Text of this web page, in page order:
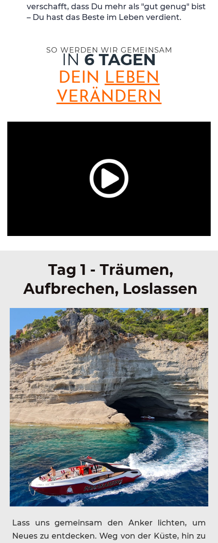
verschafft, dass Du mehr als "gut genug" bist
– Du hast das Beste im Leben verdient.
SO WERDEN WIR GEMEINSAM
IN6 TAGEN
DEIN LEBEN
VERÄNDERN
Tag 1 - Träumen,
Aufbrechen, Loslassen
Lass uns gemeinsam den Anker lichten, um
Neues zu entdecken. Weg von der Küste, hin zu